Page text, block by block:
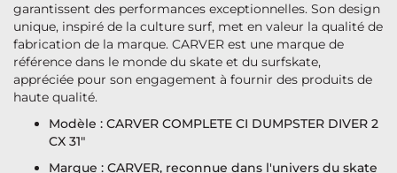
garantissent des performances exceptionnelles. Son design
unique, inspiré de la culture surf, met en valeur la qualité de
fabrication de la marque. CARVER est une marque de
référence dans le monde du skate et du surfskate,
appréciée pour son engagement à fournir des produits de
haute qualité.
Modèle : CARVER COMPLETE CI DUMPSTER DIVER 2
CX 31"
Marque : CARVER, reconnue dans l'univers du skate